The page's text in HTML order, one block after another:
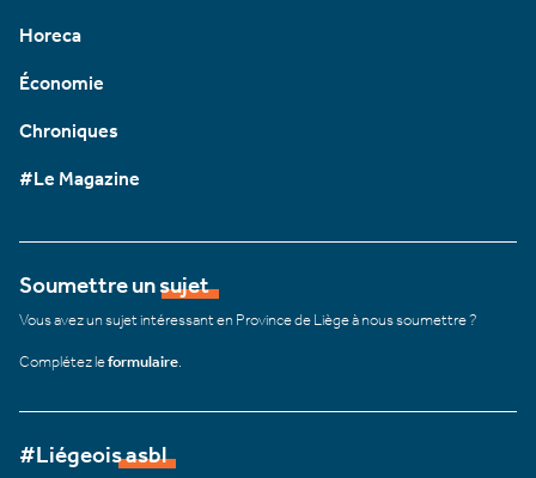
Horeca
Économie
Chroniques
#Le Magazine
Soumettre un sujet
Vous avez un sujet intéressant en Province de Liège à nous soumettre ?
Complétez leformulaire
#Liégeois asbl